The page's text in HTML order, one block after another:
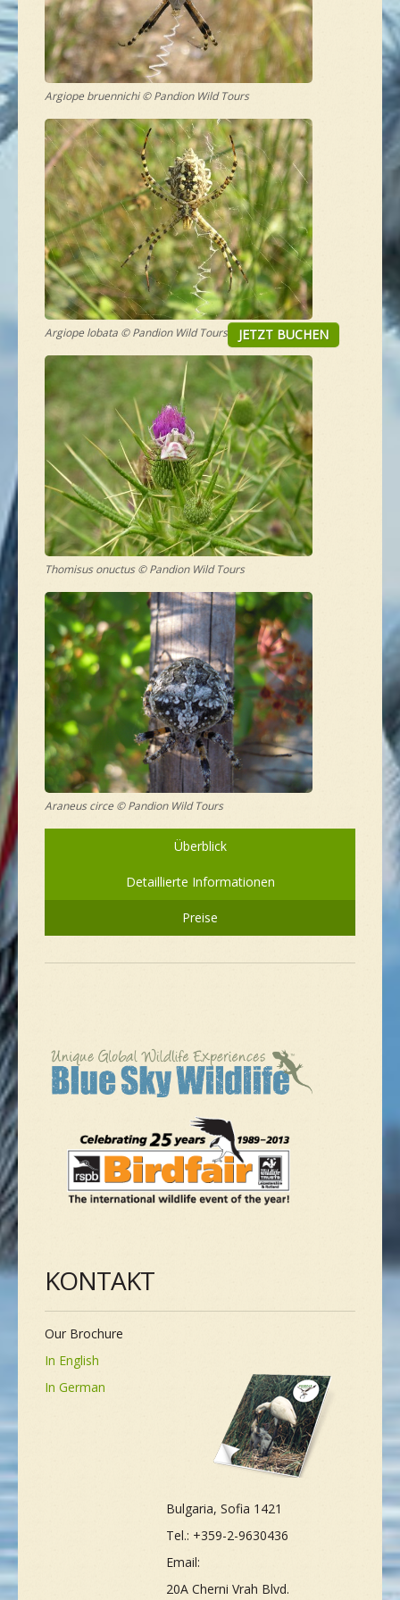
NEUE SPEZIES
GALLERIE
KONTAKT
MASSGESCHNEIDERTE TOUR
Argiope bruennichi © Pandion Wild Tours
Argiope lobata © Pandion Wild Tours
Thomisus onuctus © Pandion Wild Tours
Araneus circe © Pandion Wild Tours
Überblick
Detaillierte Informationen
Preise
JETZT BUCHEN
KONTAKT
Our Brochure
In English
In German
Bulgaria, Sofia 1421
Tel.: +359-2-9630436
Email:
20A Cherni Vrah Blvd.